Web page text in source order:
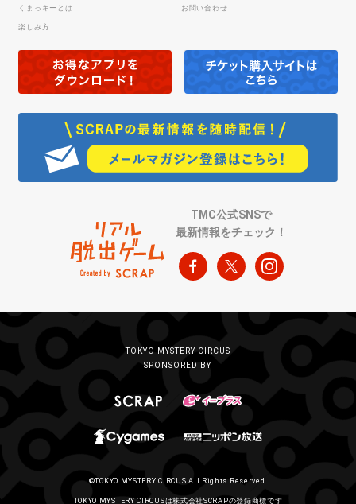
くまっキーとは
楽しみ方
お問い合わせ
TMC公式SNSで
最新情報をチェック！
TOKYO MYSTERY CIRCUS
SPONSORED BY
©TOKYO MYSTERY CIRCUS All Rights Reserved.
TOKYO MYSTERY CIRCUSは株式会社SCRAPの登録商標です